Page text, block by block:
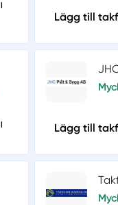
Lägg till
Lägg till